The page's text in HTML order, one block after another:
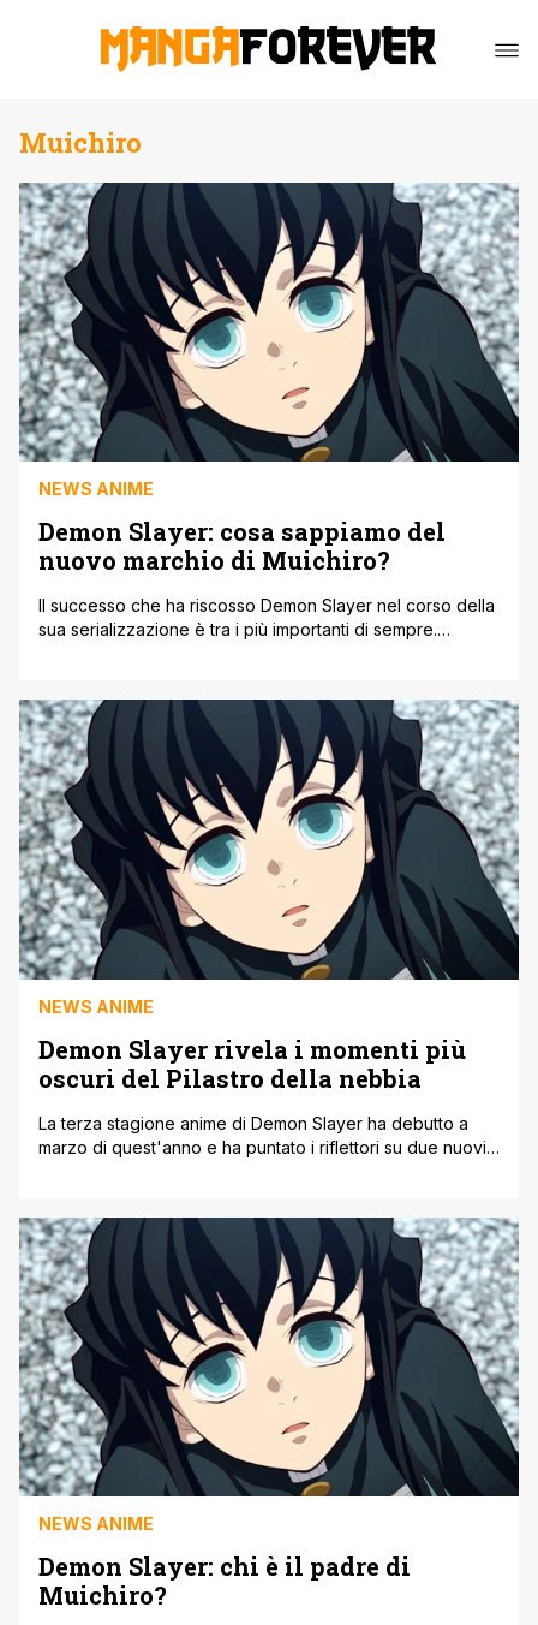
Muichiro
NEWS ANIME
Demon Slayer: cosa sappiamo del
nuovo marchio di Muichiro?
Il successo che ha riscosso Demon Slayer nel corso della
sua serializzazione è tra i più importanti di sempre.
stagione dell'anime continua a sorprendere e l'episodio
8 ha presentato una novità relativa al Pilastro della
Nebbia, Muichiro Tokito. La terza stagione [']
NEWS ANIME
Demon Slayer rivela i momenti più
oscuri del Pilastro della nebbia
La terza stagione anime di Demon Slayer ha debutto a
marzo di quest'anno e ha puntato i riflettori su due nuovi
ultimi episodi dell'anime, hanno dato spazio a Muichiro.
Infatti il flashback del nuovo episodio di Demon Slayer [']
NEWS ANIME
Demon Slayer: chi è il padre di
Muichiro?